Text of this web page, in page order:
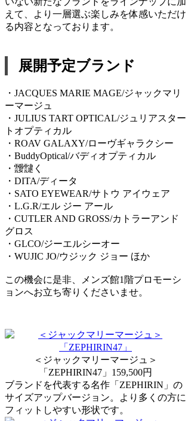
えて、より一層選ぶ楽しみを体感いただけ
る内容となっております。
展開予定ブランド
・JACQUES MARIE MAGE/ジャックマリ
ーマージュ
・JULIUS TART OPTICAL/ジュリアスター
トオプティカル
・ROAV GALAXY/ローヴギャラクシー
・BuddyOptical/バディオプティカル
・靉靆く
・DITA/ディータ
・SATO EYEWEAR/サトウ アイウェア
・L.G.R/エル ジー アール
・CUTLER AND GROSS/カトラーアンド
グロス
・GLCO/ジーエルシーオー
・WUJIC JO/ウジック ジョー ほか
この機会に是非、メンズ館1階プロモーシ
ョンへお立ち寄りくださいませ。
＜ジャックマリーマージュ＞
「ZEPHIRIN47」159,500円
ブランドを代表する名作「ZEPHIRIN」の
サイズアップバージョン。より多くの方に
フィットしやすい形状です。